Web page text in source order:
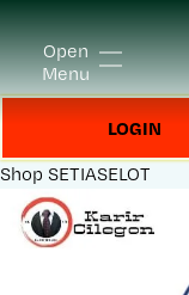
Open
Menu
LOGIN
Shop SETIASELOT